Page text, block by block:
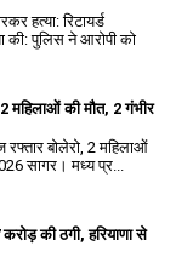
हत्या: रिटायर्ड
की: पुलिस ने आरोपी को
महिलाओं की मौत, 2 गंभीर
बोलेरो, 2 महिलाओं
सागर। मध्य प्र...
की ठगी, हरियाणा से